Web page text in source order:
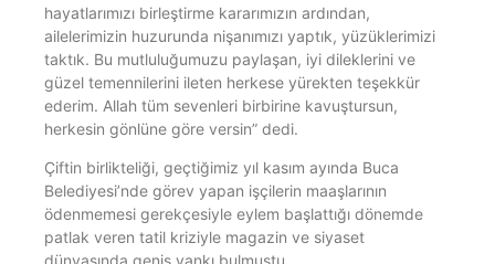
hayatlarımızı birleştirme kararımızın ardından,
ailelerimizin huzurunda nişanımızı yaptık, yüzüklerimizi
taktık. Bu mutluluğumuzu paylaşan, iyi dileklerini ve
güzel temennilerini ileten herkese yürekten teşekkür
ederim. Allah tüm sevenleri birbirine kavuştursun,
herkesin gönlüne göre versin” dedi.
Çiftin birlikteliği, geçtiğimiz yıl kasım ayında Buca
Belediyesi’nde görev yapan işçilerin maaşlarının
ödenmemesi gerekçesiyle eylem başlattığı dönemde
patlak veren tatil kriziyle magazin ve siyaset